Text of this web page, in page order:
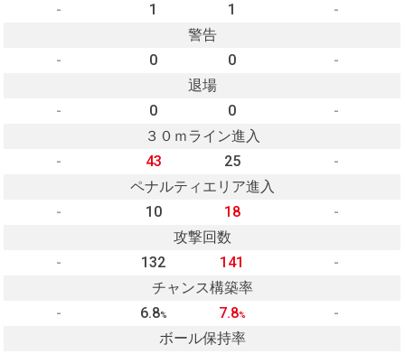
-
1 1
-
警告
-
0 0
-
退場
-
0 0
-
３０ｍライン進入
-
43 25
-
ペナルティエリア進入
-
10 18
-
攻撃回数
-
132 141
-
チャンス構築率
-
6.8% 7.8%
-
ボール保持率